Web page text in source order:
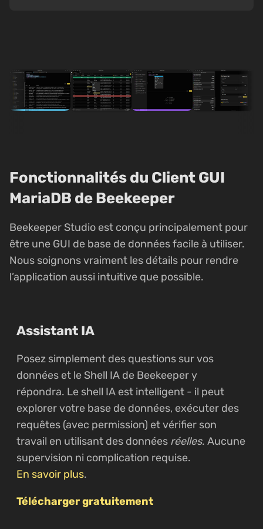
Fonctionnalités du Client GUI
MariaDB de Beekeeper
Beekeeper Studio est conçu principalement pour
être une GUI de base de données facile à utiliser.
Nous soignons vraiment les détails pour rendre
l’application aussi intuitive que possible.
Assistant IA
Posez simplement des questions sur vos
données et le Shell IA de Beekeeper y
répondra. Le shell IA est intelligent - il peut
explorer votre base de données, exécuter des
requêtes (avec permission) et vérifier son
travail en utilisant des données réelles. Aucune
supervision ni complication requise.
En savoir plus.
Télécharger gratuitement